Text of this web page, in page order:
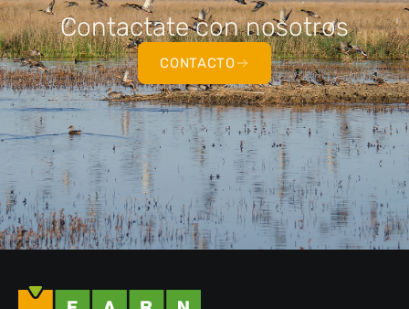
Contactate con nosotros
CONTACTO